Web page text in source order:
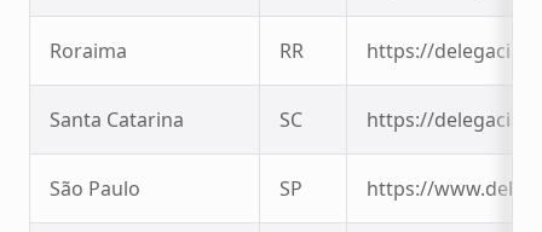
Roraima RR https://
Santa Catarina SC https://
São Paulo SP https://